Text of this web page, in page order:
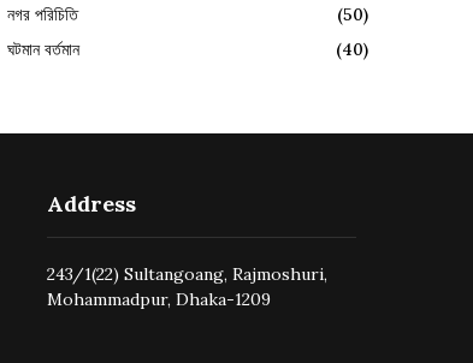
নগর পরিচিতি
(50)
ঘটমান বর্তমান
(40)
Address
243/1(22) Sultangoang, Rajmoshuri,
Mohammadpur, Dhaka-1209